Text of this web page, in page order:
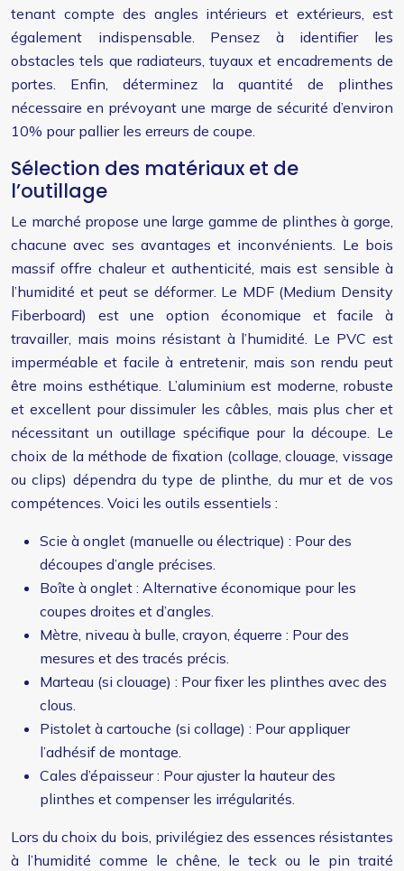
tenant compte des angles intérieurs et extérieurs, est
également indispensable. Pensez à identifier les
obstacles tels que radiateurs, tuyaux et encadrements de
portes. Enfin, déterminez la quantité de plinthes
nécessaire en prévoyant une marge de sécurité d’environ
10% pour pallier les erreurs de coupe.
Sélection des matériaux et de
l’outillage
Le marché propose une large gamme de plinthes à gorge,
chacune avec ses avantages et inconvénients. Le bois
massif offre chaleur et authenticité, mais est sensible à
l’humidité et peut se déformer. Le MDF (Medium Density
Fiberboard) est une option économique et facile à
travailler, mais moins résistant à l’humidité. Le PVC est
imperméable et facile à entretenir, mais son rendu peut
être moins esthétique. L’aluminium est moderne, robuste
et excellent pour dissimuler les câbles, mais plus cher et
nécessitant un outillage spécifique pour la découpe. Le
choix de la méthode de fixation (collage, clouage, vissage
ou clips) dépendra du type de plinthe, du mur et de vos
compétences. Voici les outils essentiels :
Scie à onglet (manuelle ou électrique) : Pour des
découpes d’angle précises.
Boîte à onglet : Alternative économique pour les
coupes droites et d’angles.
Mètre, niveau à bulle, crayon, équerre : Pour des
mesures et des tracés précis.
Marteau (si clouage) : Pour fixer les plinthes avec des
clous.
Pistolet à cartouche (si collage) : Pour appliquer
l’adhésif de montage.
Cales d’épaisseur : Pour ajuster la hauteur des
plinthes et compenser les irrégularités.
Lors du choix du bois, privilégiez des essences résistantes
à l’humidité comme le chêne, le teck ou le pin traité